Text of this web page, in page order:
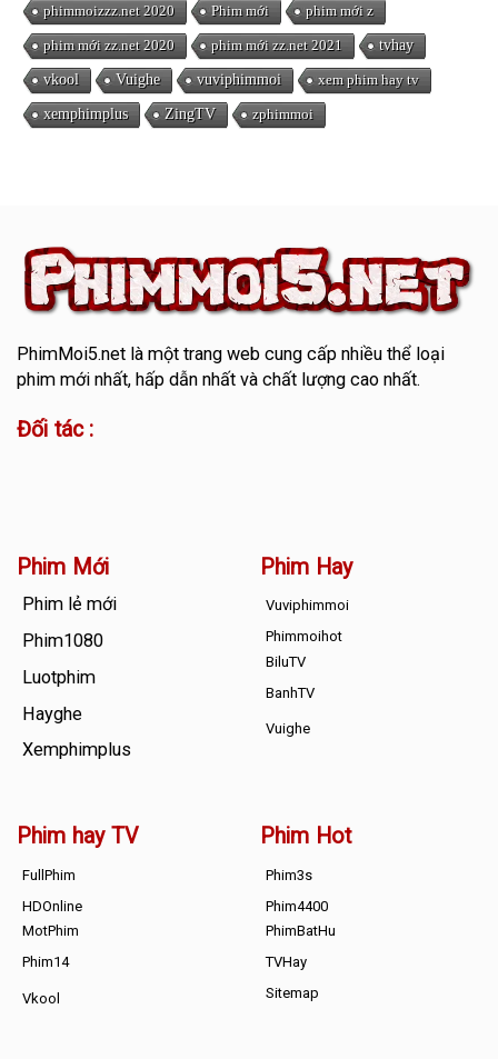
phimmoizzz.net 2020 Phim mới phim mới z
phim mới zz.net 2020 phim mới zz.net 2021 tvhay
vkool Vuighe vuviphimmoi xem phim hay tv
xemphimplus ZingTV zphimmoi
PhimMoi5.netlà một trang web cung cấp nhiều thể loại
phim mới nhất, hấp dẫn nhất và chất lượng cao nhất.
Đối tác :
Phim Mới
Phim lẻ mới
Phim1080
Luotphim
Hayghe
Xemphimplus
Phim Hay
Vuviphimmoi
Phimmoihot
BiluTV
BanhTV
Vuighe
Phim hay TV
FullPhim
HDOnline
MotPhim
Phim14
Vkool
Phim Hot
Phim3s
Phim4400
PhimBatHu
TVHay
Sitemap